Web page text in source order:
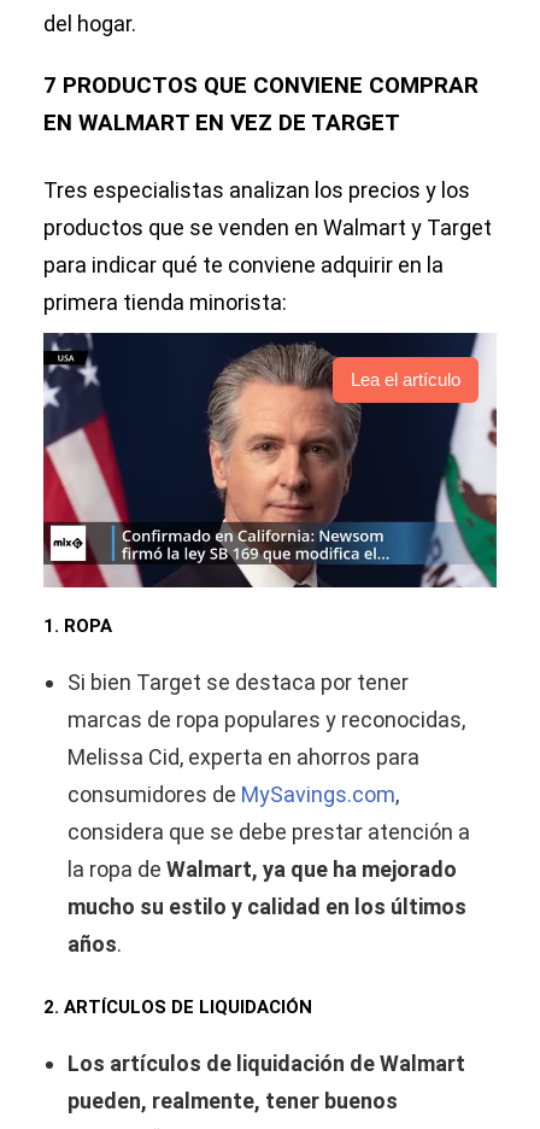
del hogar.
7 PRODUCTOS QUE CONVIENE COMPRAR
EN WALMART EN VEZ DE TARGET
Tres especialistas analizan los precios y los
productos que se venden en Walmart y Target
para indicar qué te conviene adquirir en la
primera tienda minorista:
Lea el artículo
1. ROPA
Si bien Target se destaca por tener
marcas de ropa populares y reconocidas,
Melissa Cid, experta en ahorros para
consumidores de MySavings.com,
considera que se debe prestar atención a
la ropa de Walmart, ya que ha mejorado
mucho su estilo y calidad en los últimos
años.
2. ARTÍCULOS DE LIQUIDACIÓN
Los artículos de liquidación de Walmart
pueden, realmente, tener buenos